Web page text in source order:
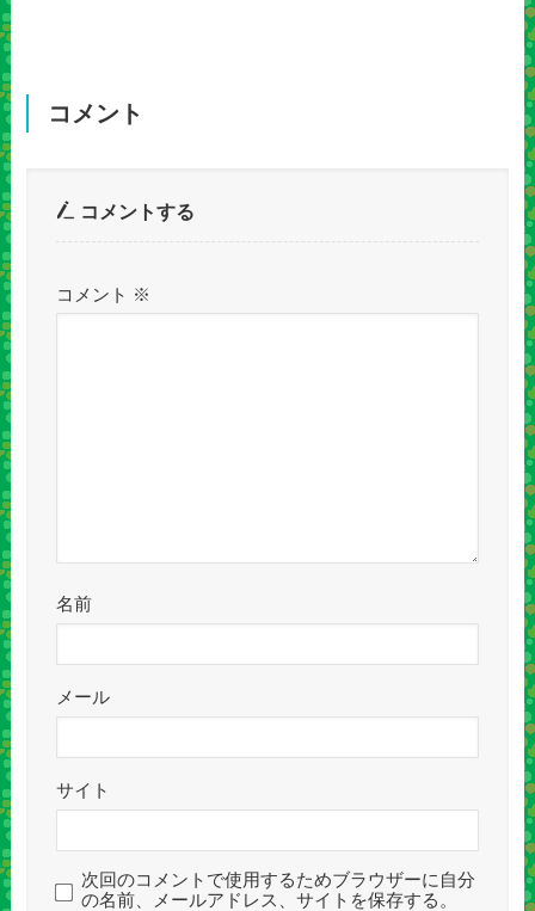
コメント
コメントする
コメント ※
名前
メール
サイト
次回のコメントで使用するためブラウザーに自分
の名前、メールアドレス、サイトを保存する。